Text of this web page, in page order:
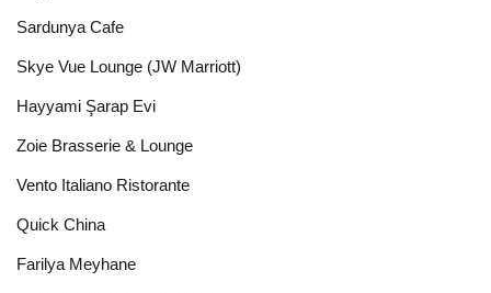
Sardunya Cafe
Skye Vue Lounge (JW Marriott)
Hayyami Şarap Evi
Zoie Brasserie & Lounge
Vento Italiano Ristorante
Quick China
Farilya Meyhane